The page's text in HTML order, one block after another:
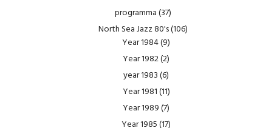
programma(37)
North Sea Jazz 80's(106)
Year 1984(9)
Year 1982(2)
year 1983(6)
Year 1981(11)
Year 1989(7)
Year 1985(17)